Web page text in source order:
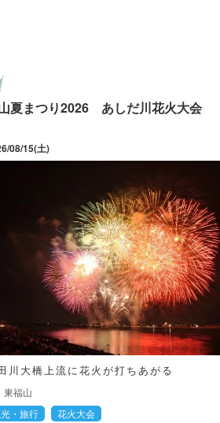
夏まつり2026 あしだ川花火大会
08/15(土)
川大橋上流に花火が打ちあがる
東福山
・旅行
花火大会